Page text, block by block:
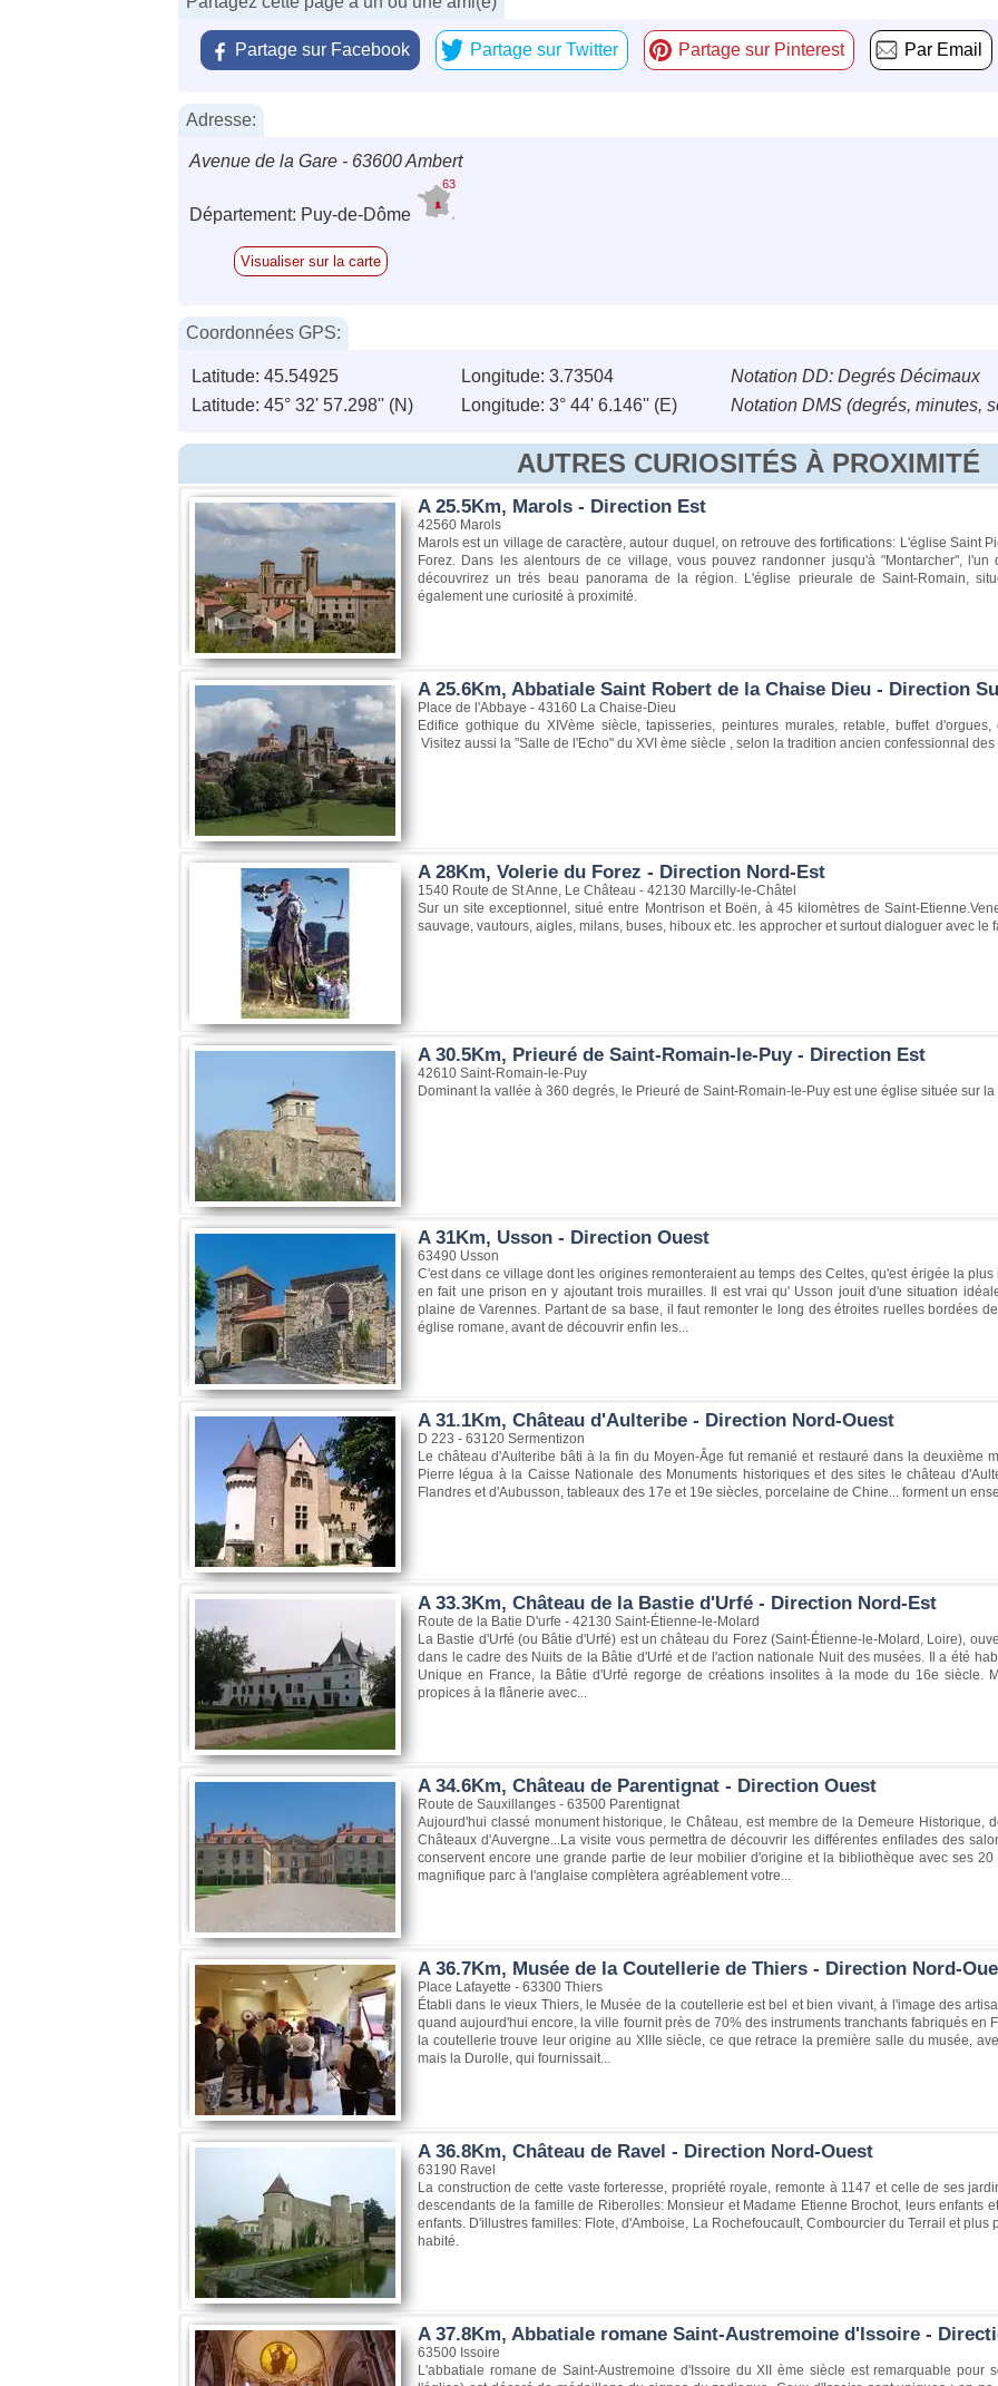
Partage sur Facebook Partage sur Twitter Partage sur Pinterest Par Email
Adresse:
Avenue de la Gare - 63600 Ambert
Département: Puy-de-Dôme
63
Visualiser sur la carte
Coordonnées GPS:
Latitude: 45.54925 Longitude: 3.73504
Notation DD: Degrés Décimaux
Latitude: 45° 32' 57.298'' (N)
Longitude: 3° 44' 6.146'' (E) Notation DMS (degrés, minutes,
AUTRES CURIOSITÉS À PROXIMITÉ
A 25.5Km, Marols - Direction Est
42560 Marols
Marols est un village de caractère, autour duquel, on retrouve des fortifications: L'église Saint
Forez. Dans les alentours de ce village, vous pouvez randonner jusqu'à "Montarcher",
découvrirez un trés beau panorama de la région. L'église prieurale de Saint-Romain,
également une curiosité à proximité.
A 25.6Km, Abbatiale Saint Robert de la Chaise Dieu - Direction
Place de l'Abbaye - 43160 La Chaise-Dieu
Edifice gothique du XIVème siècle, tapisseries, peintures murales, retable, buffet
Visitez aussi la "Salle de l'Echo" du XVI ème siècle , selon la tradition ancien confessionnal
A 28Km, Volerie du Forez - Direction Nord-Est
1540 Route de St Anne, Le Château - 42130 Marcilly-le-Châtel
Sur un site exceptionnel, situé entre Montrison et Boën, à 45 kilomètres de Saint-
sauvage, vautours, aigles, milans, buses, hiboux etc. les approcher et surtout dialoguer avec le
A 30.5Km, Prieuré de Saint-Romain-le-Puy - Direction Est
42610 Saint-Romain-le-Puy
Dominant la vallée à 360 degrés, le Prieuré de Saint-Romain-le-Puy est une église située sur
A 31Km, Usson - Direction Ouest
63490 Usson
C'est dans ce village dont les origines remonteraient au temps des Celtes, qu'est érigée la
en fait une prison en y ajoutant trois murailles. Il est vrai qu' Usson jouit d'une situation
plaine de Varennes. Partant de sa base, il faut remonter le long des étroites ruelles bordées
église romane, avant de découvrir enfin les...
A 31.1Km, Château d'Aulteribe - Direction Nord-Ouest
D 223 - 63120 Sermentizon
Le château d'Aulteribe bâti à la fin du Moyen-Âge fut remanié et restauré dans la deuxième
Pierre légua à la Caisse Nationale des Monuments historiques et des sites le château
Flandres et d'Aubusson, tableaux des 17e et 19e siècles, porcelaine de Chine... forment un
A 33.3Km, Château de la Bastie d'Urfé - Direction Nord-Est
Route de la Batie D'urfe - 42130 Saint-Étienne-le-Molard
La Bastie d'Urfé (ou Bâtie d'Urfé) est un château du Forez (Saint-Étienne-le-Molard, Loire),
dans le cadre des Nuits de la Bâtie d'Urfé et de l'action nationale Nuit des musées. Il a été
Unique en France, la Bâtie d'Urfé regorge de créations insolites à la mode du 16e siècle.
propices à la flânerie avec...
A 34.6Km, Château de Parentignat - Direction Ouest
Route de Sauxillanges - 63500 Parentignat
Aujourd'hui classé monument historique, le Château, est membre de la Demeure Historique,
Châteaux d'Auvergne...La visite vous permettra de découvrir les différentes enfilades des
conservent encore une grande partie de leur mobilier d'origine et la bibliothèque avec ses
magnifique parc à l'anglaise complètera agréablement votre...
A 36.7Km, Musée de la Coutellerie de Thiers - Direction Nord-
Place Lafayette - 63300 Thiers
Établi dans le vieux Thiers, le Musée de la coutellerie est bel et bien vivant, à l'image des
quand aujourd'hui encore, la ville fournit près de 70% des instruments tranchants fabriqués en
la coutellerie trouve leur origine au XIIIe siècle, ce que retrace la première salle du musée,
mais la Durolle, qui fournissait...
A 36.8Km, Château de Ravel - Direction Nord-Ouest
63190 Ravel
La construction de cette vaste forteresse, propriété royale, remonte à 1147 et celle de ses
descendants de la famille de Riberolles: Monsieur et Madame Etienne Brochot, leurs enfants
enfants. D'illustres familles: Flote, d'Amboise, La Rochefoucault, Combourcier du Terrail et
habité.
A 37.8Km, Abbatiale romane Saint-Austremoine d'Issoire -
63500 Issoire
L'abbatiale romane de Saint-Austremoine d'Issoire du XII ème siècle est remarquable pour